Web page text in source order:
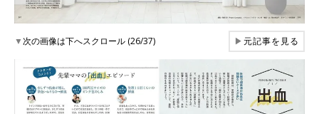
▼次の画像は下へスクロール (26/37) ▶元記事を見る